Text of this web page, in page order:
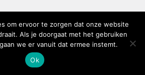
om ervoor te zorgen dat onze website
Als je doorgaat met het gebruiken
we er vanuit dat ermee instemt.
Ok